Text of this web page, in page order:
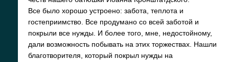
Все было хорошо устроено: забота, теплота и
гостеприимство. Все продумано со всей заботой и
покрыли все нужды. И более того, мне, недостойному,
дали возможность побывать на этих торжествах. Нашли
благотворителя, который покрыл нужды на